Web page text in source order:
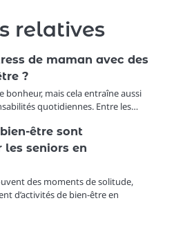
relatives
de maman avec des
?
bonheur, mais cela entraîne aussi
quotidiennes. Entre les…
être sont
les seniors en
des moments de solitude,
d’activités de bien-être en